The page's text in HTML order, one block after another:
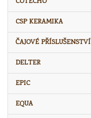
CSP KERAMIKA
ČAJOVÉ PŘÍSLUŠENSTVÍ
DELTER
EPIC
EQUA